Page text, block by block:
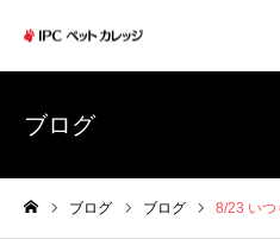
ブログ
ブログ ブログ 8/23 いつ